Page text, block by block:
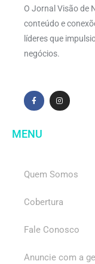
O Jornal Visão de
conteúdo e
líderes que
negócios.
MENU
Quem Somos
Cobertura
Fale Conosco
Anuncie com a